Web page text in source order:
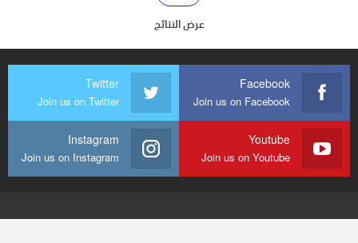
عرض النتائج
Facebook
Join us on Facebook
Twitter
Join us on Twitter
Youtube
Join us on Youtube
Instagram
Join us on Instagram